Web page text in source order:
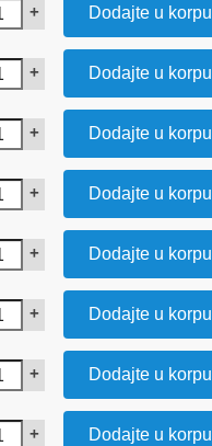
+ Dodajte u korpu
+ Dodajte u korpu
+ Dodajte u korpu
+ Dodajte u korpu
+ Dodajte u korpu
+ Dodajte u korpu
+ Dodajte u korpu
+ Dodajte u korpu